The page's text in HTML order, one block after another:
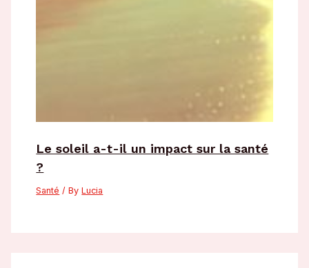
Le soleil a-t-il un impact sur la santé
?
Santé / ByLucia